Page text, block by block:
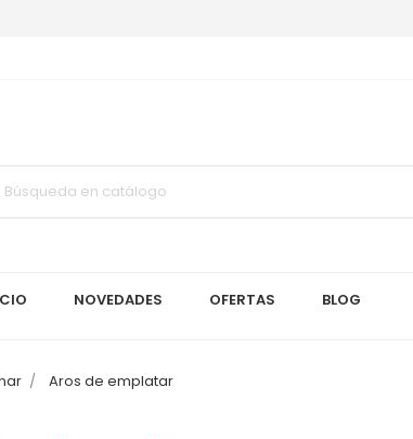
NOVEDADES OFERTAS BLOG
Aros de emplatar